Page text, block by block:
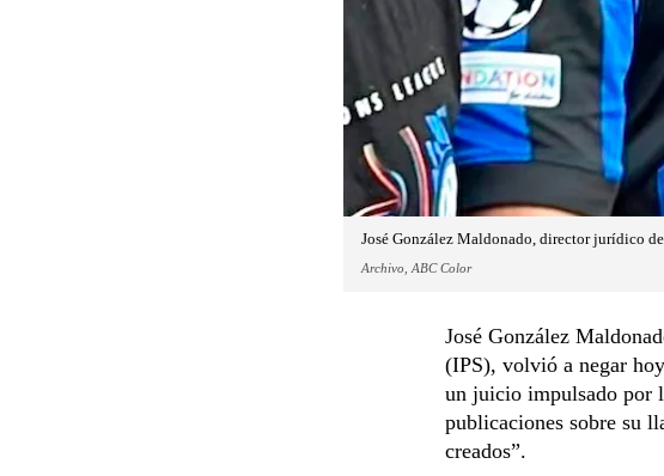
José González Maldonado, director jurídico
Archivo, ABC Color
José González
(IPS), volvió a negar
un juicio impulsado por
publicaciones sobre su
creados”.